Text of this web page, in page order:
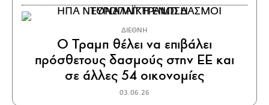
ΔΙΕΘΝΗ
Ο Τραμπ θέλει να επιβάλει
πρόσθετους δασμούς στην ΕΕ και
σε άλλες 54 οικονομίες
03.06.26